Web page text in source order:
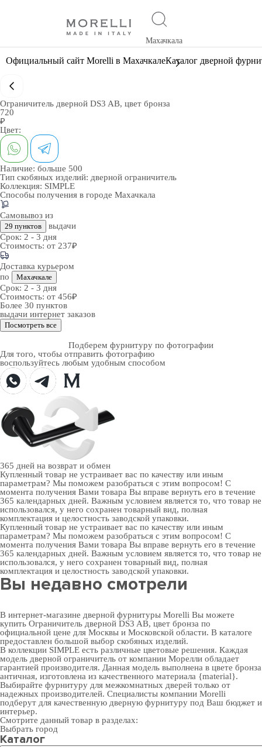
Махачкала
Официальный сайт Morelli в МахачкалеКаталог дверной
Ограничитель дверной DS3 AB, цвет бронза
720
₽
Цвет:
Наличие: больше 500
Тип скобяных изделий: дверной ограничитель
Коллекция: SIMPLE
Способы получения в городе Махачкала
Самовывоз из
29 пунктов
выдачи
Срок: 2 - 3 дня
Стоимость: от 237₽
Доставка курьером
по
Махачкале
Срок: 2 - 3 дня
Стоимость: от 456₽
Более 30 пунктов
выдачи интернет заказов
Посмотреть все
Подберем фурнитуру по фотографии
Для того, чтобы отправить фотографию
воспользуйтесь любым удобным способом
365 дней на возврат и обмен
Купленный товар не устраивает вас по качеству или иным
параметрам? Мы поможем разобраться с этим вопросом! С
момента получения Вами товара Вы вправе вернуть его в течение
365 календарных дней. Важным условием является то, что товар не
использовался, у него сохранен товарный вид, полная
комплектация и целостность заводской упаковки.
Купленный товар не устраивает вас по качеству или иным
параметрам? Мы поможем разобраться с этим вопросом! С
момента получения Вами товара Вы вправе вернуть его в течение
365 календарных дней. Важным условием является то, что товар не
использовался, у него сохранен товарный вид, полная
комплектация и целостность заводской упаковки.
Вы недавно смотрели
В интернет-магазине дверной фурнитуры Morelli Вы можете
купить Ограничитель дверной DS3 AB, цвет бронза по
официальной цене для Москвы и Московской области. В каталоге
предоставлен большой выбор скобяных изделий.
В коллекции SIMPLE есть различные цветовые решения. Каждая
модель дверной ограничитель от компании Морелли обладает
гарантией производителя. Данная модель выполнена в цвете бронза
античная, изготовлена из качественного материала {material}.
Выбирайте фурнитуру для межкомнатных дверей только от
надежных производителей. Специалисты компании Morelli
подберут для качественную дверную фурнитуру под Ваш бюджет и
интерьер.
Смотрите данный товар в разделах:
Выбрать город
Каталог